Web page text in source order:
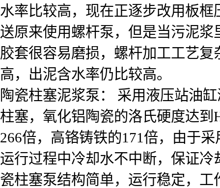
水率比较高，现在正逐步改用板
送原来使用螺杆泵，但是当污泥
胶套很容易磨损，螺杆加工工艺
高，出泥含水率仍比较高。
陶瓷柱塞泥浆泵： 采用液压站油
柱塞，氧化铝陶瓷的洛氏硬度达
266倍，高铬铸铁的171倍，由于
运行过程中冷却水不中断，保证
瓷柱塞泵结构简单，运行稳定，工